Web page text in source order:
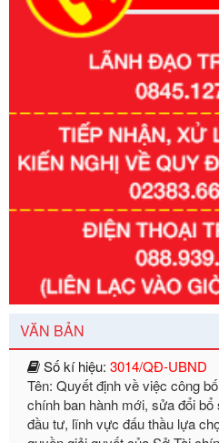
VĂN BẢN
Số kí hiệu:351/2025/NĐ-CP
Tên: Nghị định số 351/2025/
định chuẩn nghèo đa chiều
Ngày ban hành: 29/12/2026
Số kí hiệu:
Tên: Quyết định về việc công bố
chính ban hành mới, sửa đổi bổ
đầu tư, lĩnh vực đấu thầu lựa
quyền giải quyết của Sở Tài
tế Đông Nam Nghệ An
Ngày ban hành: 23/09/2026